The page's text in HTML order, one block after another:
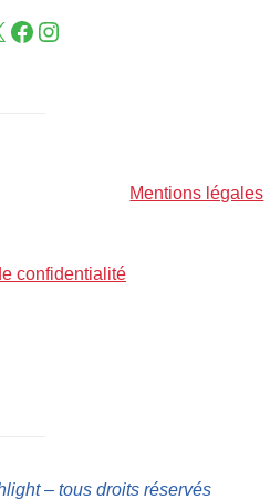
Mentions légales
confidentialité
– tous droits réservés